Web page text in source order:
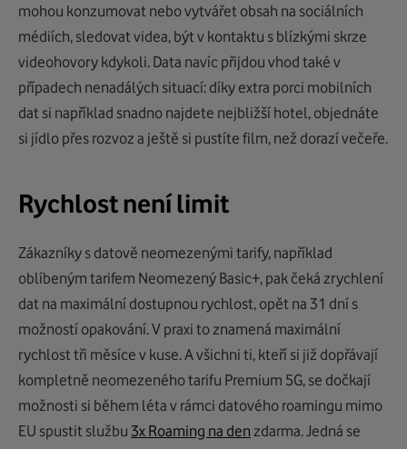
mohou konzumovat nebo vytvářet obsah na sociálních
médiích, sledovat videa, být v kontaktu s blízkými skrze
videohovory kdykoli. Data navíc přijdou vhod také v
případech nenadálých situací: díky extra porci mobilních
dat si například snadno najdete nejbližší hotel, objednáte
si jídlo přes rozvoz a ještě si pustíte film, než dorazí večeře.
Rychlost není limit
Zákazníky s datově neomezenými tarify, například
oblíbeným tarifem Neomezený Basic+, pak čeká zrychlení
dat na maximální dostupnou rychlost, opět na 31 dní s
možností opakování. V praxi to znamená maximální
rychlost tři měsíce v kuse. A všichni ti, kteří si již dopřávají
kompletně neomezeného tarifu Premium 5G, se dočkají
možnosti si během léta v rámci datového roamingu mimo
EU spustit službu 3x Roaming na den zdarma. Jedná se